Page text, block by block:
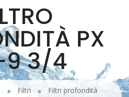
PX
3/4
Filtri
Filtri profondità